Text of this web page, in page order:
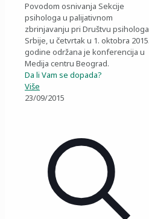
Povodom osnivanja Sekcije
psihologa u palijativnom
zbrinjavanju pri Društvu psihologa
Srbije, u četvrtak u 1. oktobra 2015.
godine održana je konferencija u
Medija centru Beograd.
Da li Vam se dopada?
Više
23/09/2015